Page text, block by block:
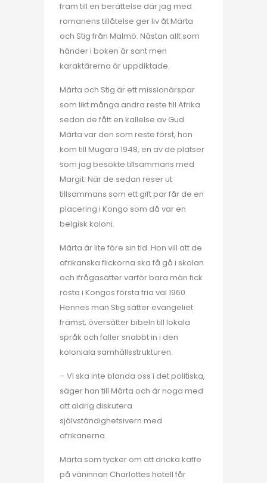
fram till en berättelse där jag med
romanens tillåtelse ger liv åt Märta
och Stig från Malmö. Nästan allt som
händer i boken är sant men
karaktärerna är uppdiktade.
Märta och Stig är ett missionärspar
som likt många andra reste till Afrika
sedan de fått en kallelse av Gud.
Märta var den som reste först, hon
kom till Mugara 1948, en av de platser
som jag besökte tillsammans med
Margit. När de sedan reser ut
tillsammans som ett gift par får de en
placering i Kongo som då var en
belgisk koloni.
Märta är lite före sin tid. Hon vill att de
afrikanska flickorna ska få gå i skolan
och ifrågasätter varför bara män fick
rösta i Kongos första fria val 1960.
Hennes man Stig sätter evangeliet
främst, översätter bibeln till lokala
språk och faller snabbt in i den
koloniala samhällsstrukturen.
– Vi ska inte blanda oss i det politiska,
säger han till Märta och är noga med
att aldrig diskutera
självständighetsivern med
afrikanerna.
Märta som tycker om att dricka kaffe
på väninnan Charlottes hotell får